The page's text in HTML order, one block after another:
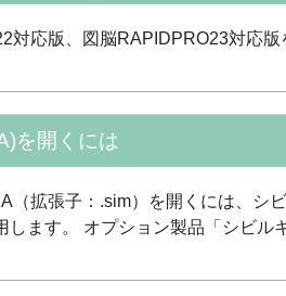
対応版、図脳RAPIDPRO23対応
を開くには
（拡張子：.sim）を開くには、シ
します。 オプション製品「シビル